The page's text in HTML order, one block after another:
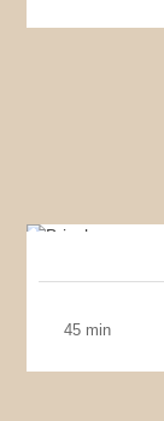
45 min